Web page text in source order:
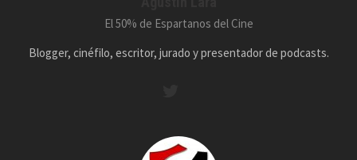
El 50% de Espartanos del Cine
Blogger, cinéfilo, escritor, jurado y presentador de podcasts.